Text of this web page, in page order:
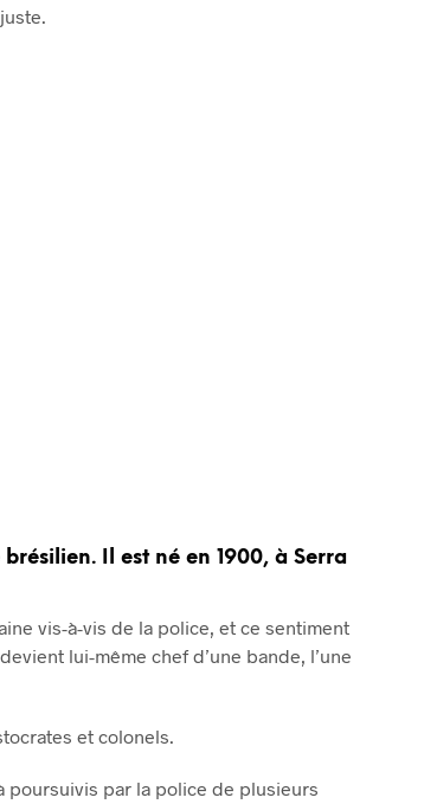
Il est né en 1900, à Serra
vis-à-vis de la police, et ce sentiment
lui-même chef d’une bande, l’une
et colonels.
poursuivis par la police de plusieurs